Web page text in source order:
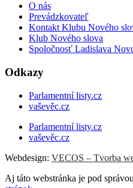
O nás
Prevádzkovateľ
Kontakt Klubu Nového
Klub Nového slova
Spoločnosť Ladislava
Odkazy
Parlamentní listy.cz
vaševěc.cz
Parlamentní listy.cz
vaševěc.cz
Webdesign: VECOS – Tvorba
Aj táto webstránka je pod správou